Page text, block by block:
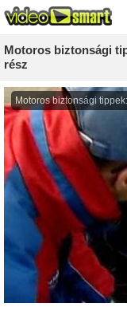
Motoros biztonsági
rész